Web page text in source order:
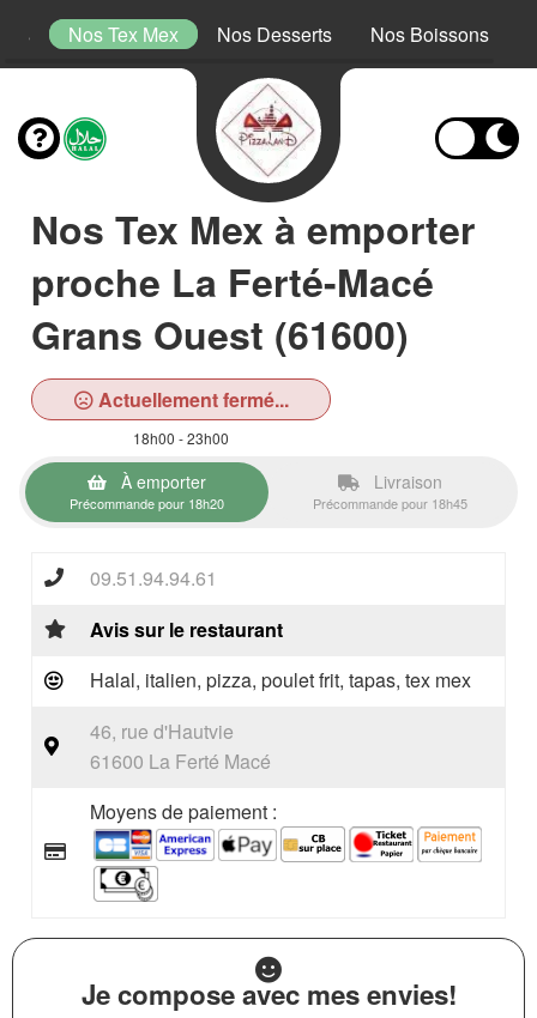
Nos Tex Mex Nos Desserts Nos Boissons
Nos Tex Mex à emporter
proche La Ferté-Macé
Grans Ouest (61600)
Actuellement fermé...
18h00 - 23h00
À emporter
Précommande pour 18h20
Livraison
Précommande pour 18h45
09.51.94.94.61
Avis sur le restaurant
Halal, italien, pizza, poulet frit, tapas, tex mex
46, rue d'Hautvie
61600 La Ferté Macé
Moyens de paiement :
Je compose avec mes envies!